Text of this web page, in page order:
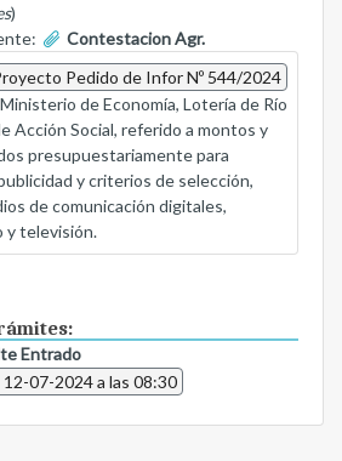
)
Contestacion Agr.
Pedido de Infor Nº 544/2024
de Economía, Lotería de Río
Acción Social, referido a montos y
presupuestariamente para
y criterios de selección,
de comunicación digitales,
y televisión.
Entrado
07-2024 a las 08:30